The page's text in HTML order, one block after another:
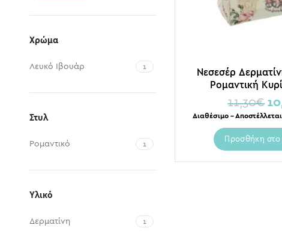
Χρώμα
Λευκό Ιβουάρ 1
Στυλ
Ρομαντικό 1
Υλικό
Δερματίνη 1
Νεσεσέρ
Ρομαντική
11,30€
Διαθέσιμο –
Προσθήκη στο